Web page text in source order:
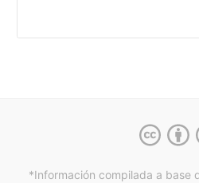
*Información compilada a base